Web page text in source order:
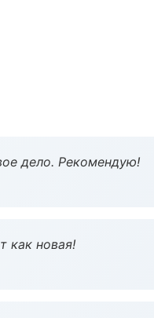
дело. Рекомендую!
как новая!